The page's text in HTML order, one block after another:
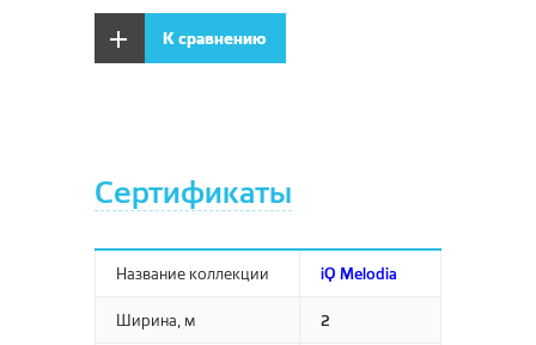
Glory
Soft
Версаль
Премиум
Bosfor Group
Плинтус МДФ Bosfor
К сравнению
Сертификаты
Название коллекции iQ Melodia
Ширина, м 2